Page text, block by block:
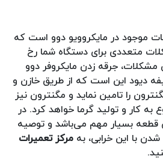
موجود در مایکروویو دوو است که
متعددی برای دستگاه شما رخ
مشکلات، جرقه زدن مایکروفر دوو
دیود این است که از طریق خازن و
را تامین نماید و مگنترون نیز
به کار و تولید گرما خواهد کرد. در
قطعه بسیار مهم می‌باشد و توصیه
با این خرابی، به مرکز تعمیرات